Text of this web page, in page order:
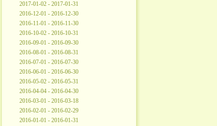
2017-01-02 - 2017-01-31
2016-12-01 - 2016-12-30
2016-11-01 - 2016-11-30
2016-10-02 - 2016-10-31
2016-09-01 - 2016-09-30
2016-08-01 - 2016-08-31
2016-07-01 - 2016-07-30
2016-06-01 - 2016-06-30
2016-05-02 - 2016-05-31
2016-04-04 - 2016-04-30
2016-03-01 - 2016-03-18
2016-02-01 - 2016-02-29
2016-01-01 - 2016-01-31